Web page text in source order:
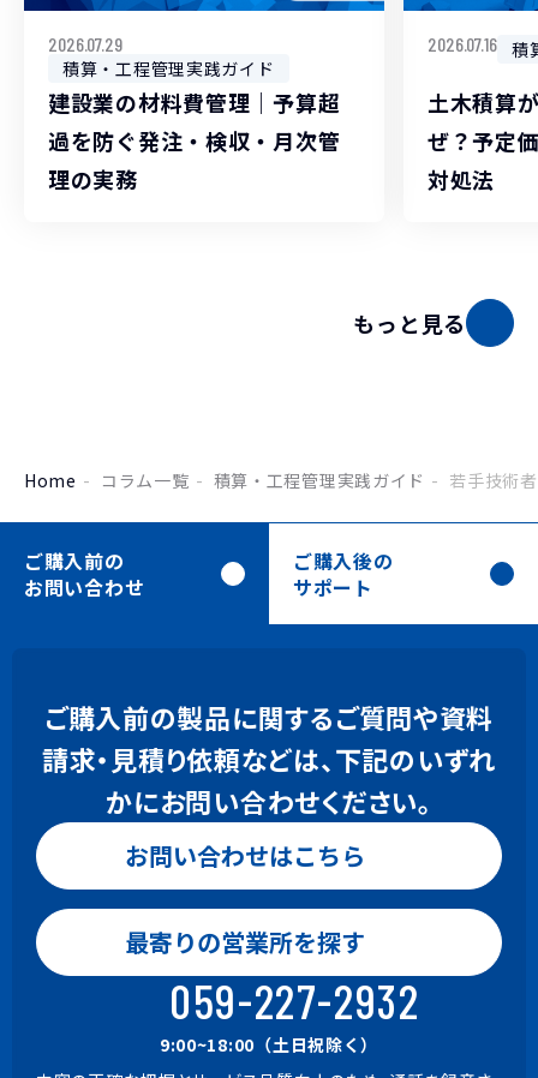
2026.07.29
積算・工程管理実践ガイド
建設業の材料費管理｜予算超
過を防ぐ発注・検収・月次管
理の実務
2026.07.16 積
土木積算
ぜ？予定
対処法
もっと見る
Home コラム一覧 積算・工程管理実践ガイド 若手技術
ご購入前の
お問い合わせ
ご購入前の製品に関するご質問や資料
請求・見積り依頼などは、下記のいずれ
かにお問い合わせください。
お問い合わせはこちら
最寄りの営業所を探す
059-227-2932
9:00~18:00（土日祝除く）
ご購入後の
サポート
お問い合わせはこちら
0120-24-9801
Gaia, BeingBudget, BeingBid
9:00~18:00（土日祝除く）
059-221-0815